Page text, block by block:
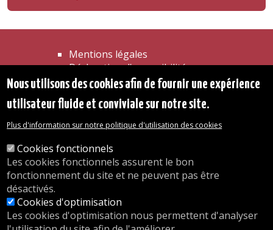
Mentions légales
Déclaration d'accessibilité
Transparence
Les services de l'administration
Organigramme
© 2026 Commune d'Auderghem
Rue Emile Idiers 12 - 1160 Auderghem
Tel. : 02/676.48.11.
Nous utilisons des cookies afin de fournir une expérience
utilisateur fluide et conviviale sur notre site.
Plus d'information sur notre politique d'utilisation des cookies
Cookies fonctionnels
Les cookies fonctionnels assurent le bon
fonctionnement du site et ne peuvent pas être
désactivés.
Cookies d'optimisation
Les cookies d'optimisation nous permettent d'analyser